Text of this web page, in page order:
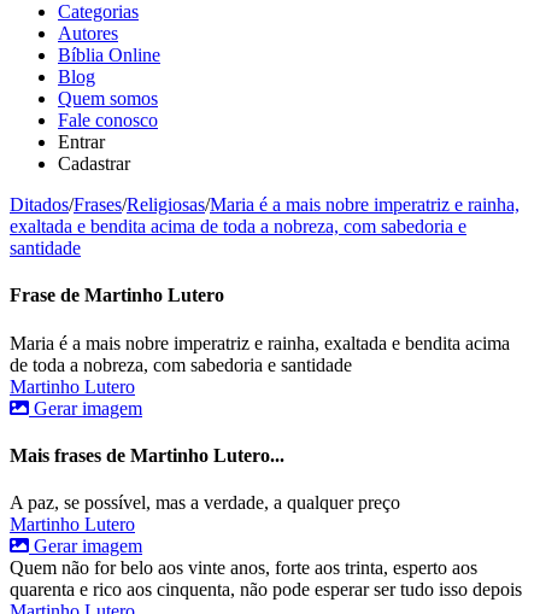
Categorias
Autores
Bíblia Online
Blog
Quem somos
Fale conosco
Entrar
Cadastrar
Ditados/Frases/Religiosas/Maria é a mais nobre imperatriz e rainha,
exaltada e bendita acima de toda a nobreza, com sabedoria e
santidade
Frase de Martinho Lutero
Maria é a mais nobre imperatriz e rainha, exaltada e bendita acima
de toda a nobreza, com sabedoria e santidade
Martinho Lutero
Gerar imagem
Mais frases de Martinho Lutero...
A paz, se possível, mas a verdade, a qualquer preço
Martinho Lutero
Gerar imagem
Quem não for belo aos vinte anos, forte aos trinta, esperto aos
quarenta e rico aos cinquenta, não pode esperar ser tudo isso depois